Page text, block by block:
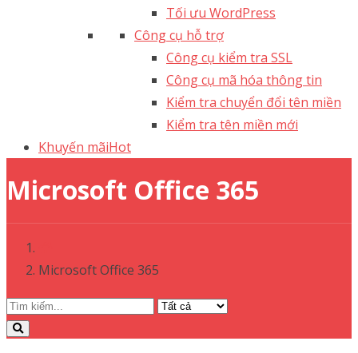
Tối ưu WordPress
Công cụ hỗ trợ
Công cụ kiểm tra SSL
Công cụ mã hóa thông tin
Kiểm tra chuyển đổi tên miền
Kiểm tra tên miền mới
Khuyến mãiHot
Microsoft Office 365
Microsoft Office 365